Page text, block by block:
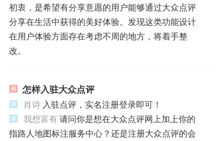
初衷，是希望有分享意愿的用户能够通过大众点评
分享在生活中获得的美好体验。发现这类功能设计
在用户体验方面存在考虑不周的地方，将着手整
改。
怎样入驻大众点评
肖诗 入驻点评，实名注册登录即可！
我想富有 请问你是想在大众点评网上加上你的
指路人地图标注服务中心？还是注册大众点评的会